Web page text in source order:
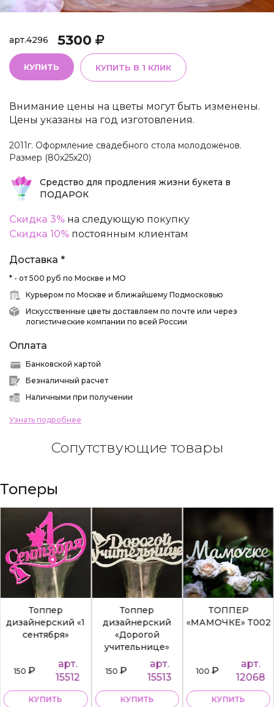
арт.4296 5300
КУПИТЬ КУПИТЬ В 1 КЛИК
Внимание цены на цветы могут быть изменены.
Цены указаны на год изготовления.
2011г. Оформление свадебного стола молодоженов.
Размер (80х25х20)
Средство для продления жизни букета в
ПОДАРОК
Скидка 3% на следующую покупку
Скидка 10% постоянным клиентам
Доставка *
* - от 500 руб по Москве и МО
Курьером по Москве и ближайшему Подмосковью
Искусственные цветы доставляем по почте или через
логистические компании по всей России
Оплата
Банковской картой
Безналичный расчет
Наличными при получении
Узнать подробнее
Сопутствующие товары
Топеры
Топпер
дизайнерский «1
сентября»
150₽
арт.
15512
КУПИТЬ
Топпер
дизайнерский
«Дорогой
учительнице»
150₽
арт.
15513
КУПИТЬ
ТОППЕР
«МАМОЧКЕ» Т002
100₽
арт.
12068
КУПИТЬ